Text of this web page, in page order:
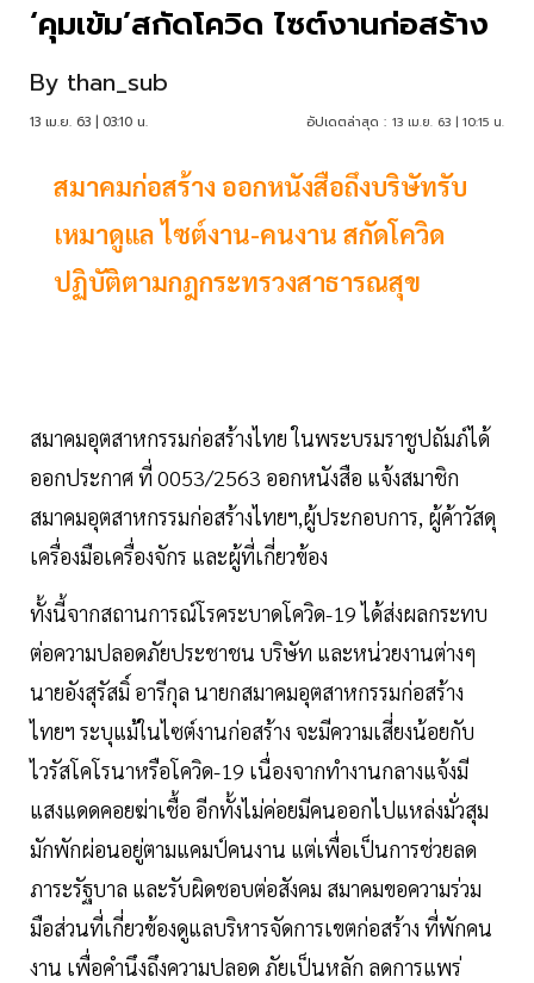
‘คุมเข้ม’สกัดโควิด ไซต์งานก่อสร้าง
By than_sub
13 เม.ย. 63 | 03:10 น. อัปเดตล่าสุด : 13 เม.ย. 63 | 10:15 น.
สมาคมก่อสร้าง ออกหนังสือถึงบริษัทรับ
เหมาดูแล ไซต์งาน-คนงาน สกัดโควิด
ปฏิบัติตามกฎกระทรวงสาธารณสุข
สมาคมอุตสาหกรรมก่อสร้างไทย ในพระบรมราชูปถัมภ์ได้
ออกประกาศ ที่ 0053/2563 ออกหนังสือ แจ้งสมาชิก
สมาคมอุตสาหกรรมก่อสร้างไทยฯ,ผู้ประกอบการ, ผู้ค้าวัสดุ
เครื่องมือเครื่องจักร และผู้ที่เกี่ยวข้อง
ทั้งนี้จากสถานการณ์โรคระบาดโควิด-19 ได้ส่งผลกระทบ
ต่อความปลอดภัยประชาชน บริษัท และหน่วยงานต่างๆ
นายอังสุรัสมิ์ อารีกุล นายกสมาคมอุตสาหกรรมก่อสร้าง
ไทยฯ ระบุแม้ในไซต์งานก่อสร้าง จะมีความเสี่ยงน้อยกับ
ไวรัสโคโรนาหรือโควิด-19 เนื่องจากทำงานกลางแจ้งมี
แสงแดดคอยฆ่าเชื้อ อีกทั้งไม่ค่อยมีคนออกไปแหล่งมั่วสุม
มักพักผ่อนอยู่ตามแคมป์คนงาน แต่เพื่อเป็นการช่วยลด
ภาระรัฐบาล และรับผิดชอบต่อสังคม สมาคมขอความร่วม
มือส่วนที่เกี่ยวข้องดูแลบริหารจัดการเขตก่อสร้าง ที่พักคน
งาน เพื่อคำนึงถึงความปลอด ภัยเป็นหลัก ลดการแพร่